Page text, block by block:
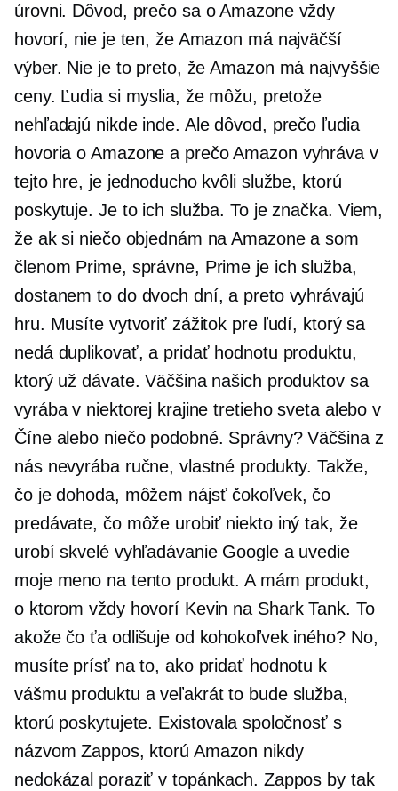
úrovni. Dôvod, prečo sa o Amazone vždy
hovorí, nie je ten, že Amazon má najväčší
výber. Nie je to preto, že Amazon má najvyššie
ceny. Ľudia si myslia, že môžu, pretože
nehľadajú nikde inde. Ale dôvod, prečo ľudia
hovoria o Amazone a prečo Amazon vyhráva v
tejto hre, je jednoducho kvôli službe, ktorú
poskytuje. Je to ich služba. To je značka. Viem,
že ak si niečo objednám na Amazone a som
členom Prime, správne, Prime je ich služba,
dostanem to do dvoch dní, a preto vyhrávajú
hru. Musíte vytvoriť zážitok pre ľudí, ktorý sa
nedá duplikovať, a pridať hodnotu produktu,
ktorý už dávate. Väčšina našich produktov sa
vyrába v niektorej krajine tretieho sveta alebo v
Číne alebo niečo podobné. Správny? Väčšina z
nás nevyrába ručne, vlastné produkty. Takže,
čo je dohoda, môžem nájsť čokoľvek, čo
predávate, čo môže urobiť niekto iný tak, že
urobí skvelé vyhľadávanie Google a uvedie
moje meno na tento produkt. A mám produkt,
o ktorom vždy hovorí Kevin na Shark Tank. To
akože čo ťa odlišuje od kohokoľvek iného? No,
musíte prísť na to, ako pridať hodnotu k
vášmu produktu a veľakrát to bude služba,
ktorú poskytujete. Existovala spoločnosť s
názvom Zappos, ktorú Amazon nikdy
nedokázal poraziť v topánkach. Zappos by tak